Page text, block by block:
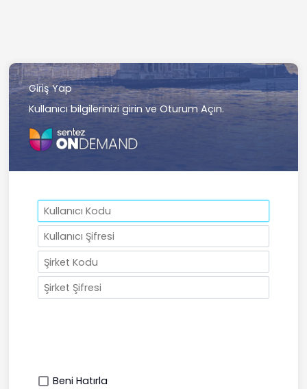
Giriş Yap
Kullanıcı bilgilerinizi girin ve Oturum Açın.
Beni Hatırla